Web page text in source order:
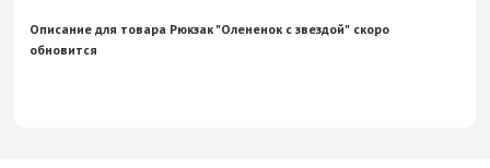
Описание для товара Рюкзак "Олененок с звездой" скоро
обновится